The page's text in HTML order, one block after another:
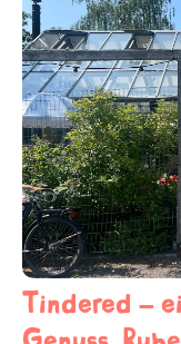
Tindered –